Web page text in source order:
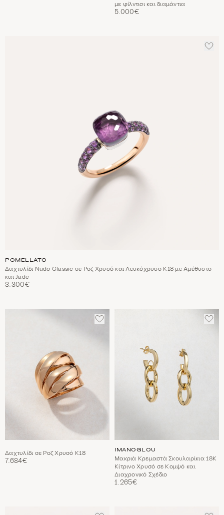
με φίλντισι και διαμάντια
5.000€
POMELLATO
Δαχτυλίδι Nudo Classic σε Ροζ Χρυσό και Λευκόχρυσο Κ18 με Αμέθυστο
και Jade
3.300€
ΠΡΟΣΘΈΣΤΕ
ΣΤΑ
Δαχτυλίδι σε Ροζ Χρυσό Κ18
7.684€
ΣΤΑ
IMANOGLOU
Μακριά Κρεμαστά Σκουλαρίκια 18Κ
Κίτρινο Χρυσό σε Κομψό και
Διαχρονικό Σχέδιο
1.265€